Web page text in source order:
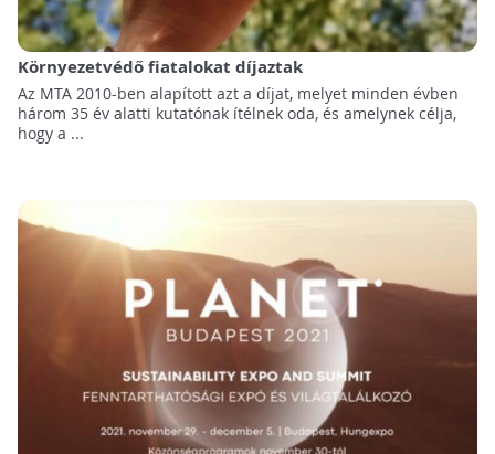
Környezetvédő fiatalokat díjaztak
Az MTA 2010-ben alapított azt a díjat, melyet minden évben
három 35 év alatti kutatónak ítélnek oda, és amelynek célja,
hogy a ...